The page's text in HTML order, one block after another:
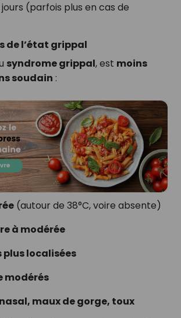
(parfois plus en cas de
de l’état grippal
syndrome grippal, est moins
soudain :
(autour de 38°C, voire absente)
à modérée
localisées
modérés
maux de gorge, toux